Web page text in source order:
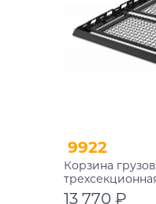
9922
Корзина
13 770 ₽